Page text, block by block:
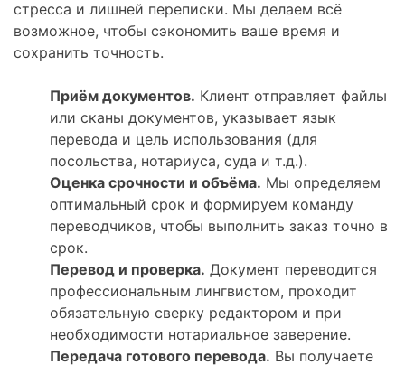
стресса и лишней переписки. Мы делаем всё
возможное, чтобы сэкономить ваше время и
сохранить точность.
Приём документов. Клиент отправляет файлы
или сканы документов, указывает язык
перевода и цель использования (для
посольства, нотариуса, суда и т.д.).
Оценка срочности и объёма. Мы определяем
оптимальный срок и формируем команду
переводчиков, чтобы выполнить заказ точно в
срок.
Перевод и проверка. Документ переводится
профессиональным лингвистом, проходит
обязательную сверку редактором и при
необходимости нотариальное заверение.
Передача готового перевода. Вы получаете